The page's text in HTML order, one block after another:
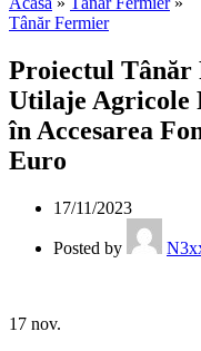
Tânăr Fermier
Proiectul Tânăr
Utilaje Agricole
în Accesarea
Euro
17/11/2023
Posted by
17 nov.